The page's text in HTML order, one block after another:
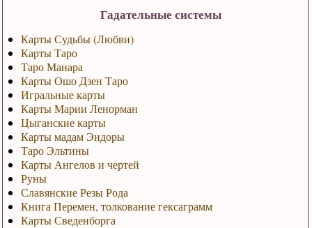
Гадательные системы
Карты Судьбы (Любви)
Карты Таро
Таро Манара
Карты Ошо Дзен Таро
Игральные карты
Карты Марии Ленорман
Цыганские карты
Карты мадам Эндоры
Таро Эльтины
Карты Ангелов и чертей
Руны
Славянские Резы Рода
Книга Перемен, толкование гексаграмм
Карты Сведенборга